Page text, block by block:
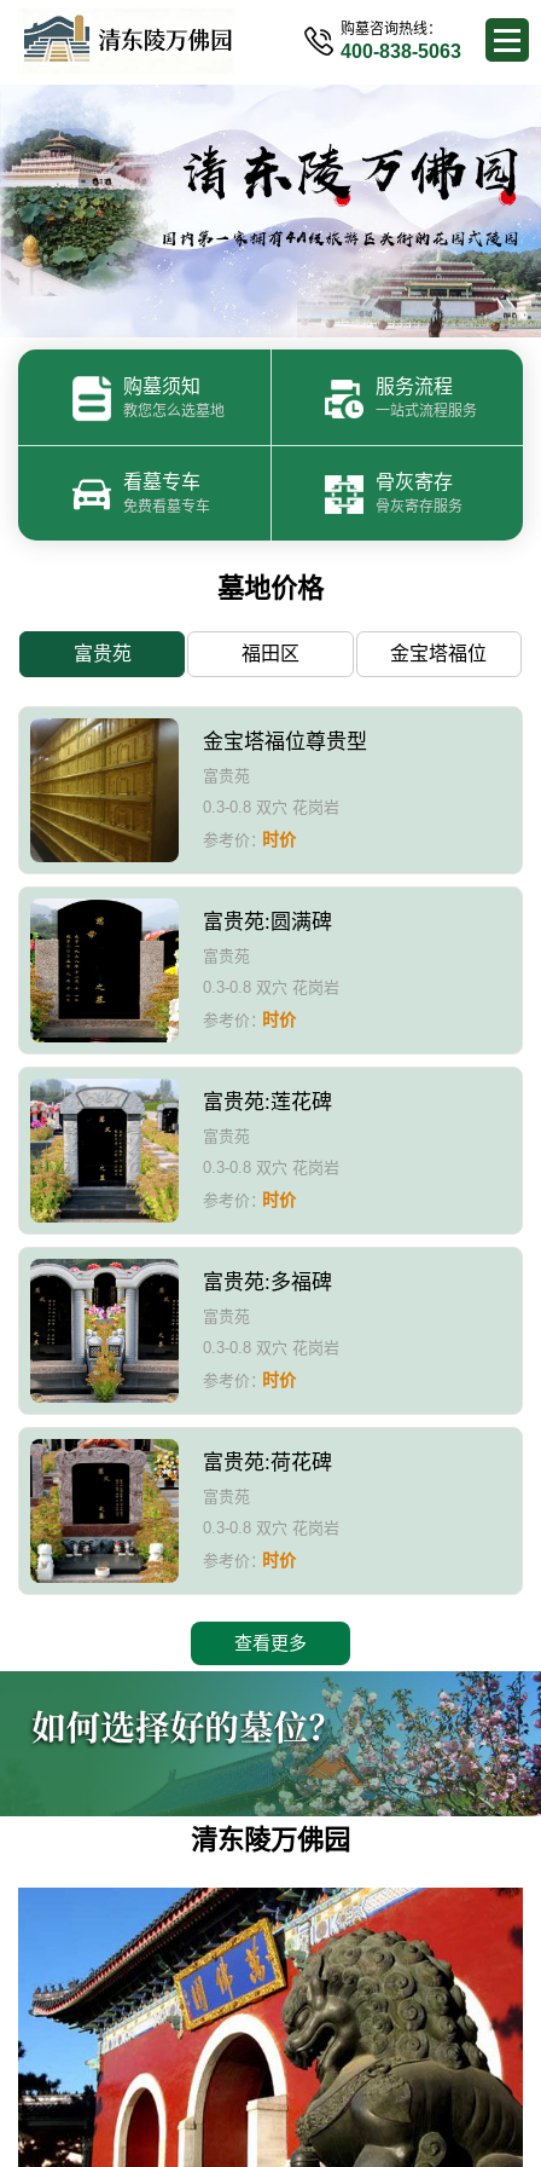
购墓咨询热线：
400-838-5063
购墓须知
教您怎么选墓地
服务流程
一站式流程服务
看墓专车
免费看墓专车
骨灰寄存
骨灰寄存服务
墓地价格
富贵苑 福田区 金宝塔福位
金宝塔福位尊贵型
富贵苑
0.3-0.8 双穴 花岗岩
参考价：时价
富贵苑:圆满碑
富贵苑
0.3-0.8 双穴 花岗岩
参考价：时价
富贵苑:莲花碑
富贵苑
0.3-0.8 双穴 花岗岩
参考价：时价
富贵苑:多福碑
富贵苑
0.3-0.8 双穴 花岗岩
参考价：时价
富贵苑:荷花碑
富贵苑
0.3-0.8 双穴 花岗岩
参考价：时价
查看更多
清东陵万佛园